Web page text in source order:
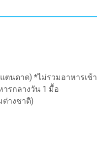
ตนดาด) *ไม่รวมอาหารเช้า
ารกลางวัน 1 มื้อ
ต่างชาติ)